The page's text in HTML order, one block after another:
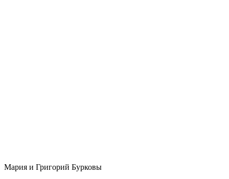
Мария и Григорий Бурковы